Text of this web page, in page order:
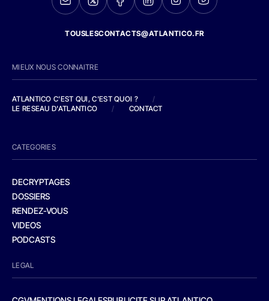
TOUSLESCONTACTS@ATLANTICO.FR
MIEUX NOUS CONNAITRE
ATLANTICO C'EST QUI, C'EST QUOI ?
/
LE RESEAU D'ATLANTICO
/ CONTACT
CATEGORIES
DECRYPTAGES
DOSSIERS
RENDEZ-VOUS
VIDEOS
PODCASTS
LEGAL